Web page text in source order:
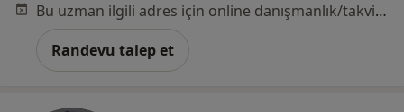
Bu uzman ilgili adres için online danışmanlık/takvim sunmuyor.
Randevu talep et